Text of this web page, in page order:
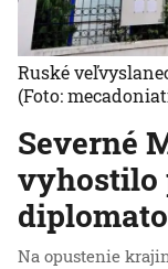
Severné
vyhostilo
Na opustenie
Ruské
(Foto: